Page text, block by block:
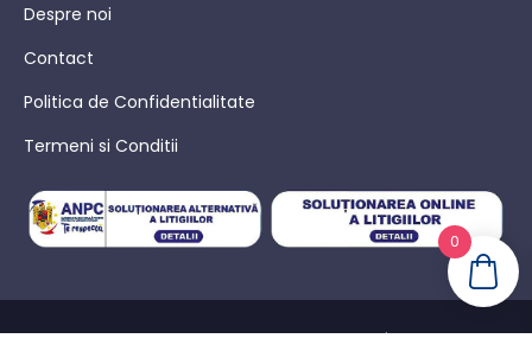
Despre noi
Contact
Politica de Confidentialitate
Termeni si Conditii
© AVConectica – Toate drepturile rezervate! |Politica de
0